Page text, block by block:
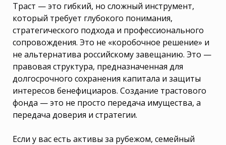
Траст — это гибкий, но сложный инструмент,
который требует глубокого понимания,
стратегического подхода и профессионального
сопровождения. Это не «коробочное решение» и
не альтернатива российскому завещанию. Это —
правовая структура, предназначенная для
долгосрочного сохранения капитала и защиты
интересов бенефициаров. Создание трастового
фонда — это не просто передача имущества, а
передача доверия и стратегии.
Если у вас есть активы за рубежом, семейный